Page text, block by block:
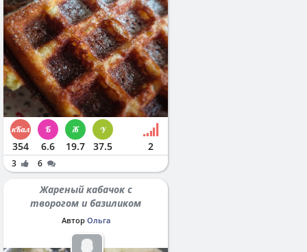
354 6.6 19.7 37.5 2
3 6
Жареный кабачок с
творогом и базиликом
Автор Ольга